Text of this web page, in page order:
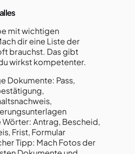
mit wichtigen
dir eine Liste der
brauchst. Das gibt
wirkst kompetenter.
Dokumente: Pass,
Wörter: Antrag, Bescheid,
Frist, Formular
Tipp: Mach Fotos der